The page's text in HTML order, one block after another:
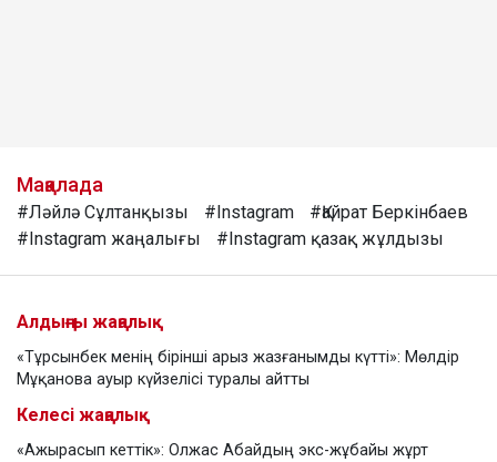
Мақалада
#Ләйлә Сұлтанқызы #Instagram
#Қайрат Беркінбаев
#Instagram жаңалығы
#Instagram қазақ жұлдызы
Алдыңғы жаңалық
«Тұрсынбек менің бірінші арыз жазғанымды күтті»: Мөлдір
Мұқанова ауыр күйзелісі туралы айтты
Келесі жаңалық
«Ажырасып кеттік»: Олжас Абайдың экс-жұбайы жұрт